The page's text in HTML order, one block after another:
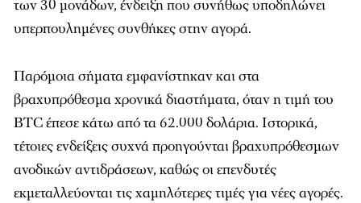
των 30 μονάδων, ένδειξη που συνήθως υποδηλώνει
υπερπουλημένες συνθήκες στην αγορά.
Παρόμοια σήματα εμφανίστηκαν και στα
βραχυπρόθεσμα χρονικά διαστήματα, όταν η τιμή του
BTC έπεσε κάτω από τα 62.000 δολάρια. Ιστορικά,
τέτοιες ενδείξεις συχνά προηγούνται βραχυπρόθεσμων
ανοδικών αντιδράσεων, καθώς οι επενδυτές
εκμεταλλεύονται τις χαμηλότερες τιμές για νέες αγορές.